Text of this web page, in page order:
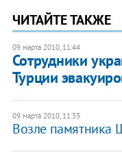
ЧИТАЙТЕ ТАКЖЕ
09 марта 2010, 11:44
Сотрудники
Турции
09 марта 2010, 11:33
Возле памятника